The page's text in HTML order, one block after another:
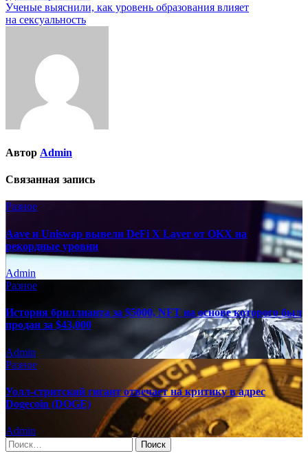
записям
Ученые выяснили, как уровень образования влияет
на сексуальность
Автор Admin
Связанная запись
Разное
Aave и Uniswap вывели DeFi X Layer от OKX на
рекордные уровни
Admin
Разное
История бриллианта за $5000, NFT на основе которого был
продан за $43,000
Admin
Разное
Уолл-стритский гигант отвечает на критику в адрес
Dogecoin (DOGE)
Admin
Найти: